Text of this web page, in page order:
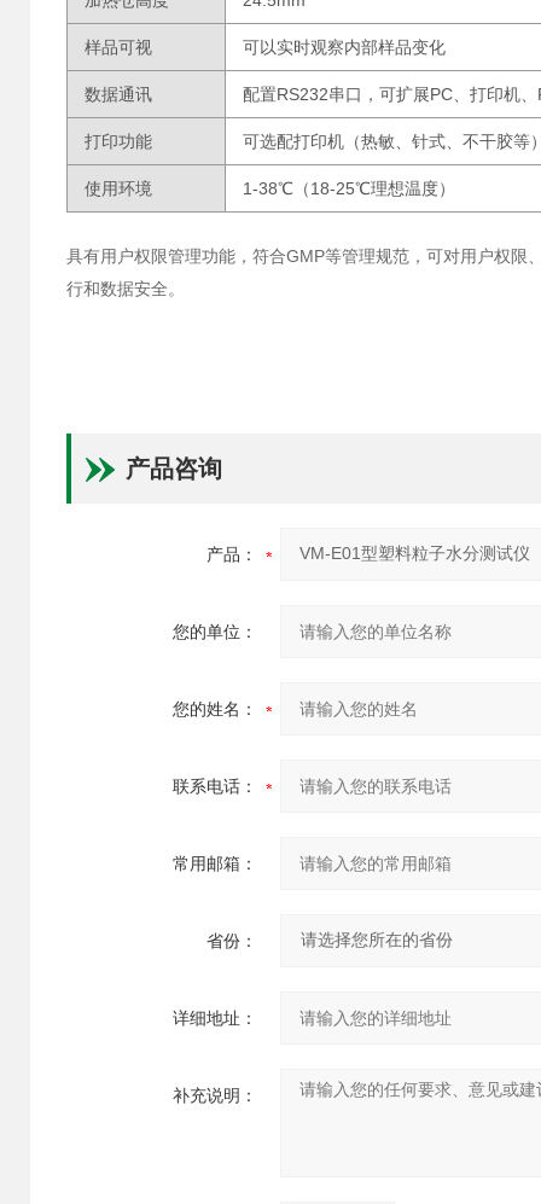
样品可视 可以实时观察内部样品变化
数据通讯 配置RS232串口，可扩展PC、打印机
打印功能 可选配打印机（热敏、针式、不干胶等
使用环境 1-38℃（18-25℃理想温度）
具有用户权限管理功能，符合GMP等管理规范，可对用户权
行和数据安全。
产品咨询
产品：
您的单位：
您的姓名：
联系电话：
常用邮箱：
省份：
详细地址：
补充说明：